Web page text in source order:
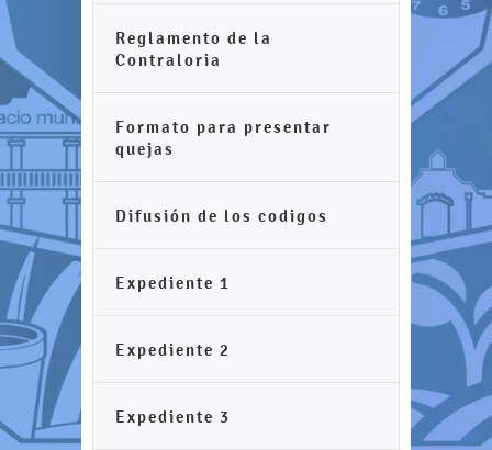
Reglamento de la
Contraloria
Formato para presentar
quejas
Difusión de los codigos
Expediente 1
Expediente 2
Expediente 3